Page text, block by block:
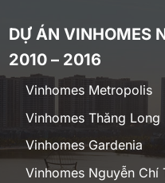
DỰ ÁN VINHOMES
2010 – 2016
Vinhomes Metropolis
Vinhomes Thăng Long
Vinhomes Gardenia
Vinhomes Nguyễn Chí